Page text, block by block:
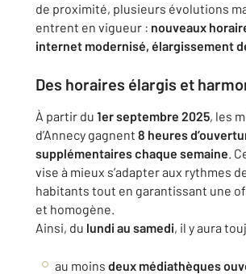
de proximité, plusieurs évolutions
entrent en vigueur : nouveaux
internet modernisé, élargissement
Des horaires élargis et
À partir du 1er septembre 2025, les
d’Annecy gagnent 8 heures
supplémentaires chaque semaine.
vise à mieux s’adapter aux rythmes
habitants tout en garantissant une
et homogène.
Ainsi, du lundi au samedi, il y aura
au moins deux médiathèques